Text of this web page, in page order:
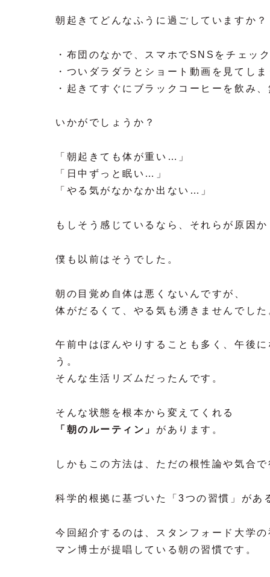
朝起きてどんなふうに過ごしていますか？
・布団のなかで、スマホでSNSをチェッ
・ついダラダラとショート動画を見てしま
・起きてすぐにブラックコーヒーを飲み
いかがでしょうか？
「朝起きても体が重い…」
「日中ずっと眠い…」
「やる気がなかなか出ない…」
もしそう感じているなら、それらが原因
僕も以前はそうでした。
朝の目覚め自体は悪くないんですが、
体がだるくて、やる気も湧きませんでした
午前中はぼんやりすることも多く、午後
う。
そんな生活リズムだったんです。
そんな状態を根本から変えてくれる
「朝のルーティン」 があります。
しかもこの方法は、ただの根性論や気合
科学的根拠に基づいた「3つの習慣」があ
今回紹介するのは、スタンフォード大学
マン博士が提唱している朝の習慣です。